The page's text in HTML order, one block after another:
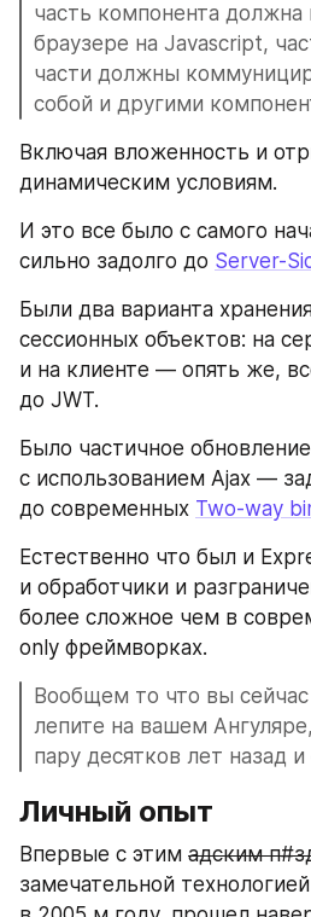
часть компонента должна
браузере на Javascript,
части должны
собой и другими
Включая вложенность и
динамическим условиям.
И это все было с самого
сильно задолго до Server-
Были два варианта
сессионных объектов: на
и на клиенте — опять же,
до JWT.
Было частичное
с использованием Ajax —
до современных Two-way
Естественно что был и
и обработчики и
более сложное чем в
only фреймворках.
Вообщем то что вы
лепите на вашем
пару десятков лет назад
Личный опыт
Впервые с этим адским
замечательной